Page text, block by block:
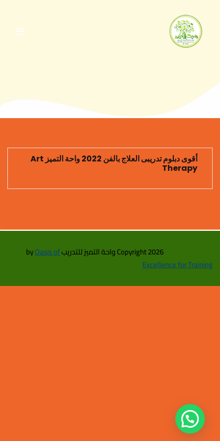
أقوى دبلوم تدريبى العلاج بالفن 2022 واحة التميز Art
Therapy
Copyright 2026 واحة التميز للتدريب by
Oasis of
Excellence for Training